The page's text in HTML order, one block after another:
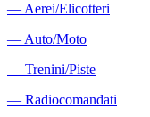
― Aerei/Elicotteri
― Auto/Moto
― Trenini/Piste
― Radiocomandati